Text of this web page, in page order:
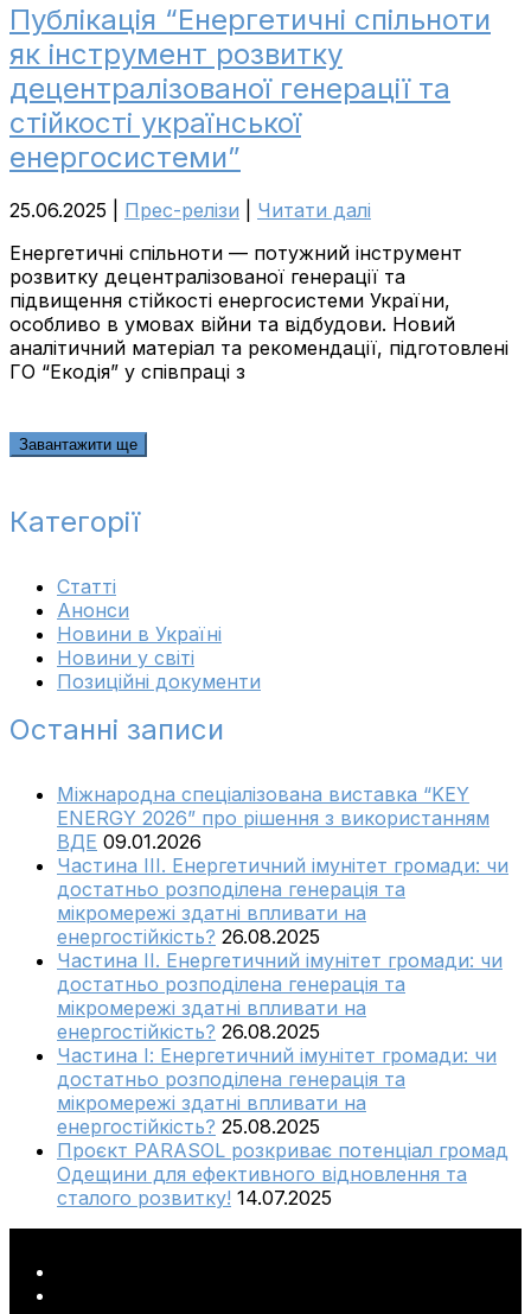
Публікація “Енергетичні спільноти
як інструмент розвитку
децентралізованої генерації та
стійкості української
енергосистеми”
25.06.2025 Прес-релізи
Читати далі
Енергетичні спільноти — потужний інструмент
розвитку децентралізованої генерації та
підвищення стійкості енергосистеми України,
особливо в умовах війни та відбудови. Новий
аналітичний матеріал та рекомендації, підготовлені
ГО “Екодія” у співпраці з
Завантажити ще
Категорії
Cтатті
Анонси
Новини в Україні
Новини у світі
Позиційні документи
Останні записи
Міжнародна спеціалізована виставка “KEY
ENERGY 2026” про рішення з використанням
ВДЕ 09.01.2026
Частина ІІІ. Енергетичний імунітет громади: чи
достатньо розподілена генерація та
мікромережі здатні впливати на
енергостійкість? 26.08.2025
Частина ІІ. Енергетичний імунітет громади: чи
достатньо розподілена генерація та
мікромережі здатні впливати на
енергостійкість? 26.08.2025
Частина І: Енергетичний імунітет громади: чи
достатньо розподілена генерація та
мікромережі здатні впливати на
енергостійкість? 25.08.2025
Проєкт PARASOL розкриває потенціал громад
Одещини для ефективного відновлення та
сталого розвитку! 14.07.2025